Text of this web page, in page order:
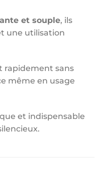
et souple, ils
une utilisation
rapidement sans
même en usage
et indispensable